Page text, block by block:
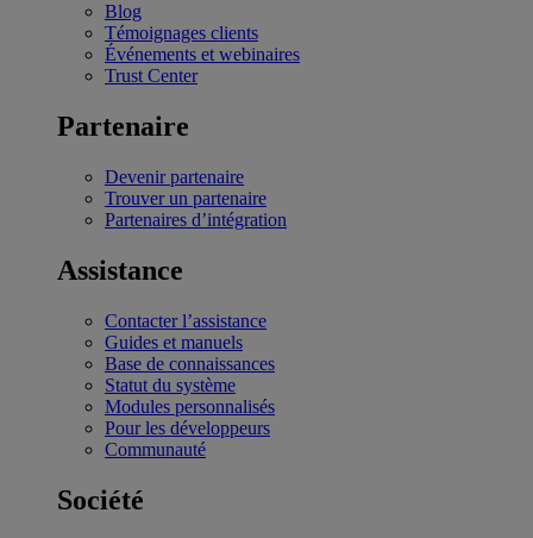
Blog
Témoignages clients
Événements et webinaires
Trust Center
Partenaire
Devenir partenaire
Trouver un partenaire
Partenaires d’intégration
Assistance
Contacter l’assistance
Guides et manuels
Base de connaissances
Statut du système
Modules personnalisés
Pour les développeurs
Communauté
Société